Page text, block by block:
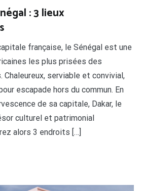
: 3 lieux
française, le Sénégal est une
les plus prisées des
serviable et convivial,
escapade hors du commun. En
de sa capitale, Dakar, le
culturel et patrimonial
alors 3 endroits […]